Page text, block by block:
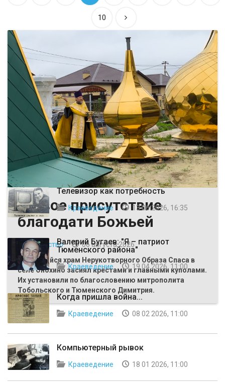
10
Живое присутствие
благодати Божьей
Общество
06 августа 2026
Строящийся храм Нерукотворного Образа Спаса в
селе Онохино засиял крестами и главными куполами.
Их установили по благословению митрополита
Тобольского и Тюменского Димитрия.
ВЫБОР РЕДАКЦИИ
Телевизор как потребность
Краеведение 13 06 2026, 16:35
Валерий Бугаев: "Я – патриот
Тюменского района"
Краеведение 19 04 2026, 11:00
Когда пришла война...
Краеведение 08 02 2026, 11:00
Компьютерный рывок
Краеведение 18 01 2026, 11:00